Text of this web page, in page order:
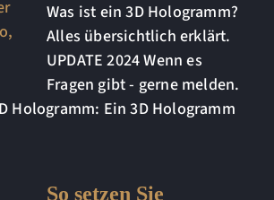
Was ist ein 3D Hologramm?
Alles übersichtlich erklärt.
UPDATE 2024 Wenn es
Fragen gibt - gerne melden.
Hologramm: Ein 3D Hologramm
So setzen Sie